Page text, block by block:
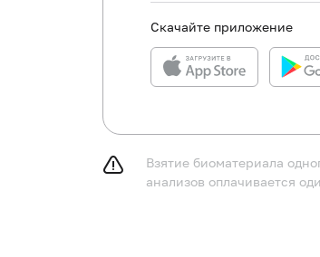
Скачайте приложение
Взятие биоматериала
анализов оплачивается